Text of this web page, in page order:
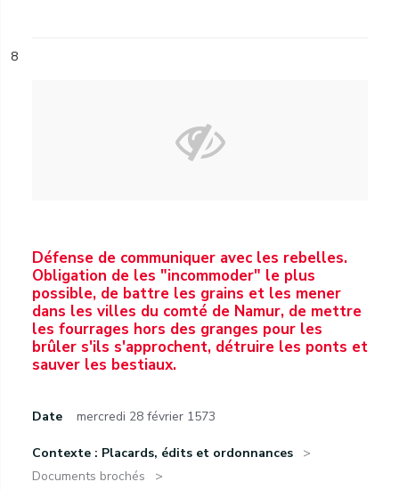
8
Défense de communiquer avec les rebelles.
Obligation de les "incommoder" le plus
possible, de battre les grains et les mener
dans les villes du comté de Namur, de mettre
les fourrages hors des granges pour les
brûler s'ils s'approchent, détruire les ponts et
sauver les bestiaux.
Date mercredi 28 février 1573
Contexte : Placards, édits et ordonnances
Documents brochés